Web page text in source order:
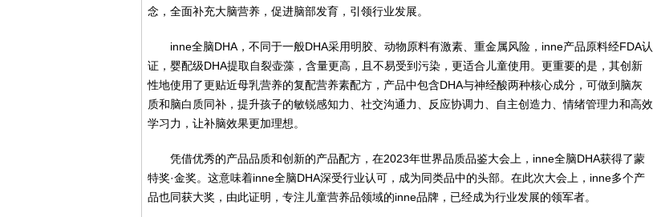
念，全面补充大脑营养，促进脑部发育，引领行业发展。
inne全脑DHA，不同于一般DHA采用明胶、动物原料有激素、重金属风险，inne产品原料经FDA认
证，婴配级DHA提取自裂壶藻，含量更高，且不易受到污染，更适合儿童使用。更重要的是，其创新
性地使用了更贴近母乳营养的复配营养素配方，产品中包含DHA与神经酸两种核心成分，可做到脑灰
质和脑白质同补，提升孩子的敏锐感知力、社交沟通力、反应协调力、自主创造力、情绪管理力和高效
学习力，让补脑效果更加理想。
凭借优秀的产品品质和创新的产品配方，在2023年世界品质品鉴大会上，inne全脑DHA获得了蒙
特奖·金奖。这意味着inne全脑DHA深受行业认可，成为同类品中的头部。在此次大会上，inne多个产
品也同获大奖，由此证明，专注儿童营养品领域的inne品牌，已经成为行业发展的领军者。